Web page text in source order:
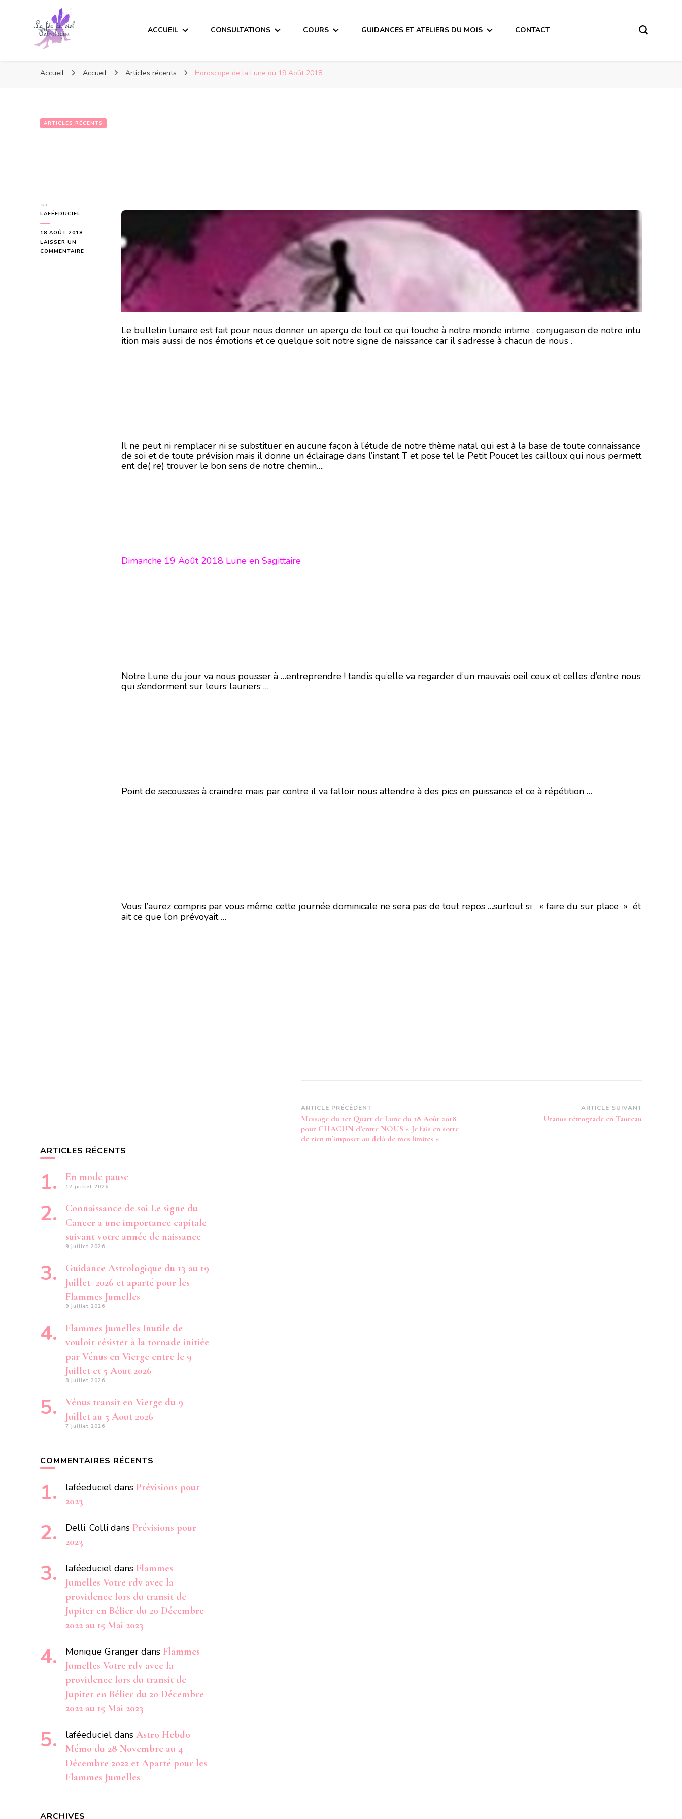
ACCUEIL CONSULTATIONS COURS GUIDANCES ET ATELIERS DU MOIS CONTACT
Accueil Accueil Articles récents Horoscope de la Lune du 19 Août 2018
ARTICLES RÉCENTS
par
LAFÉEDUCIEL
18 AOÛT 2018
LAISSER UN
COMMENTAIRE
Le bulletin lunaire est fait pour nous donner un aperçu de tout ce qui touche à notre monde intime , conjugaison de notre intu
ition mais aussi de nos émotions et ce quelque soit notre signe de naissance car il s’adresse à chacun de nous .
Il ne peut ni remplacer ni se substituer en aucune façon à l’étude de notre thème natal qui est à la base de toute connaissance
de soi et de toute prévision mais il donne un éclairage dans l’instant T et pose tel le Petit Poucet les cailloux qui nous permett
ent de( re) trouver le bon sens de notre chemin….
Dimanche 19 Août 2018 Lune en Sagittaire
Notre Lune du jour va nous pousser à …entreprendre ! tandis qu’elle va regarder d’un mauvais oeil ceux et celles d’entre nous
qui s’endorment sur leurs lauriers …
Point de secousses à craindre mais par contre il va falloir nous attendre à des pics en puissance et ce à répétition …
Vous l’aurez compris par vous même cette journée dominicale ne sera pas de tout repos …surtout si « faire du sur place » ét
ait ce que l’on prévoyait …
Navigation
d’article
ARTICLE PRÉCÉDENT
Message du 1er Quart de Lune du 18 Août 2018
pour CHACUN d’entre NOUS « Je fais en sorte
de rien m’imposer au delà de mes limites «
ARTICLE SUIVANT
Uranus rétrograde en Taureau
ARTICLES RÉCENTS
En mode pause
12 juillet 2026
Connaissance de soi Le signe du
Cancer a une importance capitale
suivant votre année de naissance
9 juillet 2026
Guidance Astrologique du 13 au 19
Juillet 2026 et aparté pour les
Flammes Jumelles
9 juillet 2026
Flammes Jumelles Inutile de
vouloir résister à la tornade initiée
par Vénus en Vierge entre le 9
Juillet et 5 Aout 2026
8 juillet 2026
Vénus transit en Vierge du 9
Juillet au 5 Aout 2026
7 juillet 2026
COMMENTAIRES RÉCENTS
laféeduciel dans Prévisions pour
2023
Delli. Colli dans Prévisions pour
2023
laféeduciel dans Flammes
Jumelles Votre rdv avec la
providence lors du transit de
Jupiter en Bélier du 20 Décembre
2022 au 15 Mai 2023
Monique Granger dans Flammes
Jumelles Votre rdv avec la
providence lors du transit de
Jupiter en Bélier du 20 Décembre
2022 au 15 Mai 2023
laféeduciel dans Astro Hebdo
Mémo du 28 Novembre au 4
Décembre 2022 et Aparté pour les
Flammes Jumelles
ARCHIVES